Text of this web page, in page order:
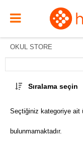
OKUL STORE
Sıralama seçin
Seçtiğiniz kategoriye ait
bulunmamaktadır.